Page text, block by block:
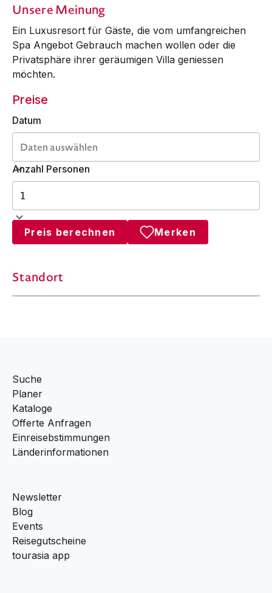
Unsere Meinung
Ein Luxusresort für Gäste, die vom umfangreichen
Spa Angebot Gebrauch machen wollen oder die
Privatsphäre ihrer geräumigen Villa geniessen
möchten.
Preise
Datum
Anzahl Personen
Preis berechnen Merken
Standort
Suche
Planer
Kataloge
Offerte Anfragen
Einreisebstimmungen
Länderinformationen
Newsletter
Blog
Events
Reisegutscheine
tourasia app